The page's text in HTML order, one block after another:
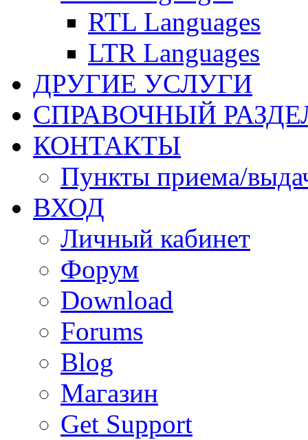
RTL Languages
LTR Languages
ДРУГИЕ УСЛУГИ
СПРАВОЧНЫЙ
КОНТАКТЫ
Пункты приема/
ВХОД
Личный кабинет
Форум
Download
Forums
Blog
Магазин
Get Support